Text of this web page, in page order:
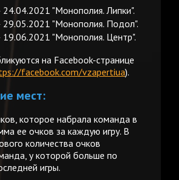
24.04.2021 "Монополия. Липки".
29.05.2021 "Монополия. Подол".
19.06.2021 "Монополия. Центр".
на Facebook-странице
facebook.com/vzapertiua).
мест:
которое набрала команда в
ее очков за каждую игру. В
количества очков
у которой больше по
игры.